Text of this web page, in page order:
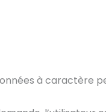
à caractère